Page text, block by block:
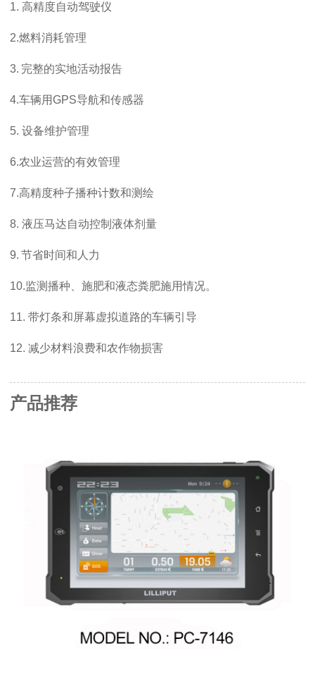
1. 高精度自动驾驶仪
2.燃料消耗管理
3. 完整的实地活动报告
4.车辆用GPS导航和传感器
5. 设备维护管理
6.农业运营的有效管理
7.高精度种子播种计数和测绘
8. 液压马达自动控制液体剂量
9. 节省时间和人力
10.监测播种、施肥和液态粪肥施用情况。
11. 带灯条和屏幕虚拟道路的车辆引导
12. 减少材料浪费和农作物损害
产品推荐